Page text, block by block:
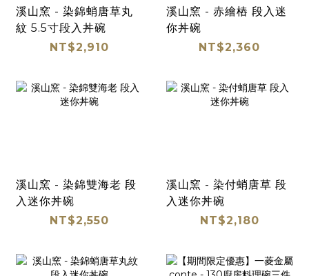
溪山窯 - 染錦蛸唐草丸
紋 5.5寸段入丼碗
NT$2,910
溪山窯 - 赤繪樁 段入迷
你丼碗
NT$2,360
溪山窯 - 染錦雙海老 段
入迷你丼碗
NT$2,550
溪山窯 - 染付蛸唐草 段
入迷你丼碗
NT$2,180